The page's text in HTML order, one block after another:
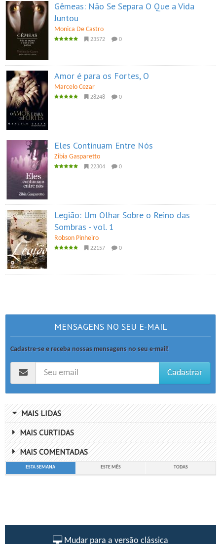
Gêmeas: Não Se Separa O Que a Vida
Juntou
Monica De Castro
23572 0
Amor é para os Fortes, O
Marcelo Cezar
28248 0
Eles Continuam Entre Nós
Zibia Gasparetto
22304 0
Legião: Um Olhar Sobre o Reino das
Sombras - vol. 1
Robson Pinheiro
22157 0
MENSAGENS NO SEU E-MAIL
Cadastre-se e receba nossas mensagens no seu e-mail!
Cadastrar
MAIS LIDAS
MAIS CURTIDAS
MAIS COMENTADAS
ESTA SEMANA ESTE MÊS TODAS
Mudar para a versão clássica